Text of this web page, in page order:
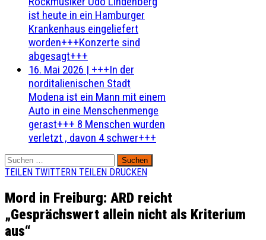
ist heute in ein Hamburger
Krankenhaus eingeliefert
worden+++Konzerte sind
abgesagt+++
16. Mai 2026 | +++In der
norditalienischen Stadt
Modena ist ein Mann mit einem
Auto in eine Menschenmenge
gerast+++ 8 Menschen wurden
verletzt , davon 4 schwer+++
Suchen
nach:
TEILEN TWITTERN TEILEN DRUCKEN
Mord in Freiburg: ARD reicht
„Gesprächswert allein nicht als Kriterium
aus“